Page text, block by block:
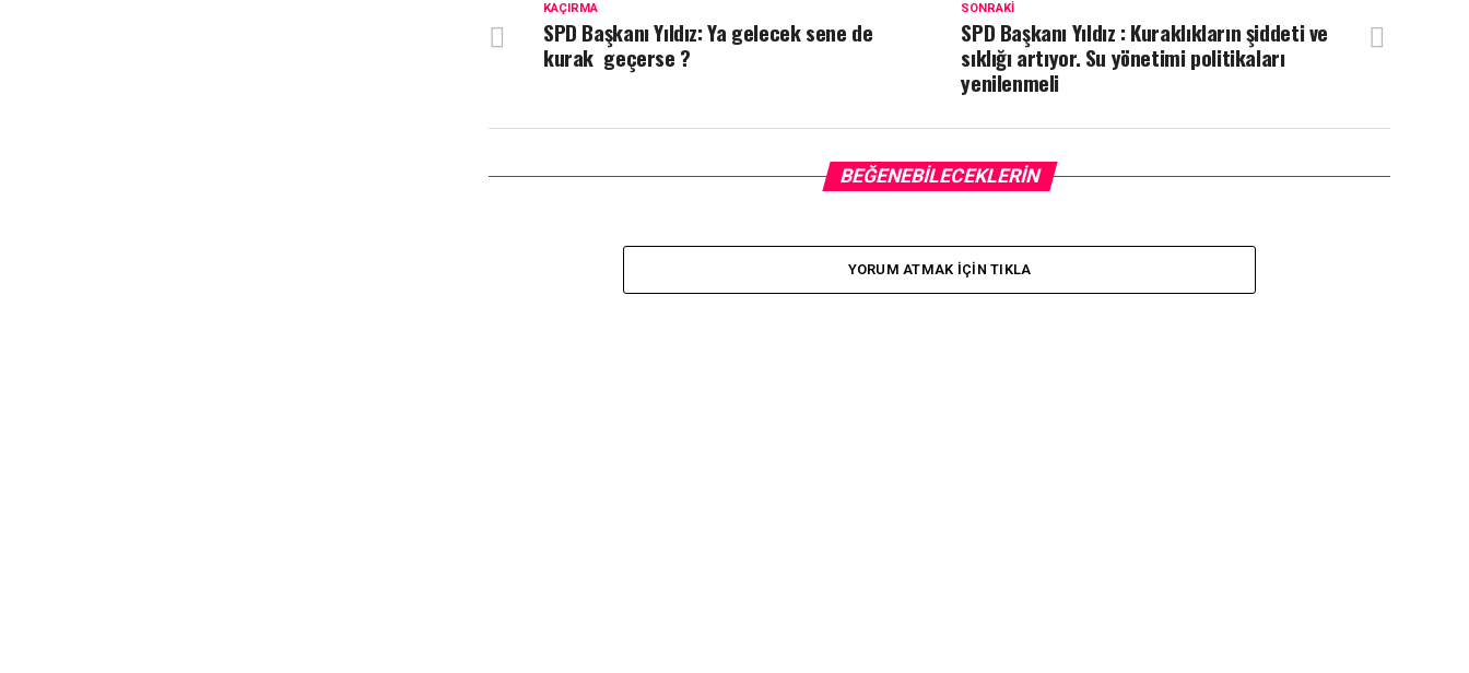
SONRAKI
SPD Başkanı Yıldız : Kuraklıkların şiddeti ve
sıklığı artıyor. Su yönetimi politikaları
yenilenmeli
KAÇIRMA
SPD Başkanı Yıldız: Ya gelecek sene de
kurak geçerse ?
BEĞENEBILECEKLERIN
YORUM ATMAK IÇIN TIKLA